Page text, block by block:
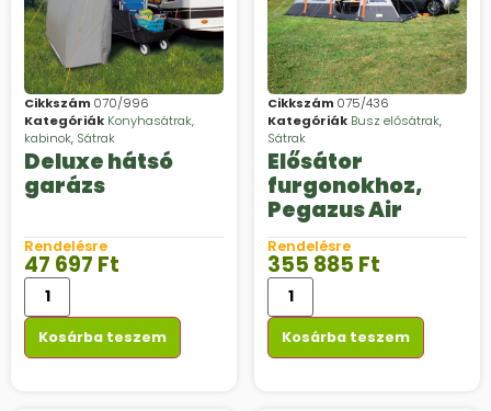
Cikkszám 070/996
Kategóriák Konyhasátrak,
kabinok, Sátrak
Deluxe hátsó
garázs
Rendelésre
47 697 Ft
Kosárba teszem
Cikkszám 075/436
Kategóriák Busz elősátrak,
Sátrak
Elősátor
furgonokhoz,
Pegazus Air
Rendelésre
355 885 Ft
Kosárba teszem